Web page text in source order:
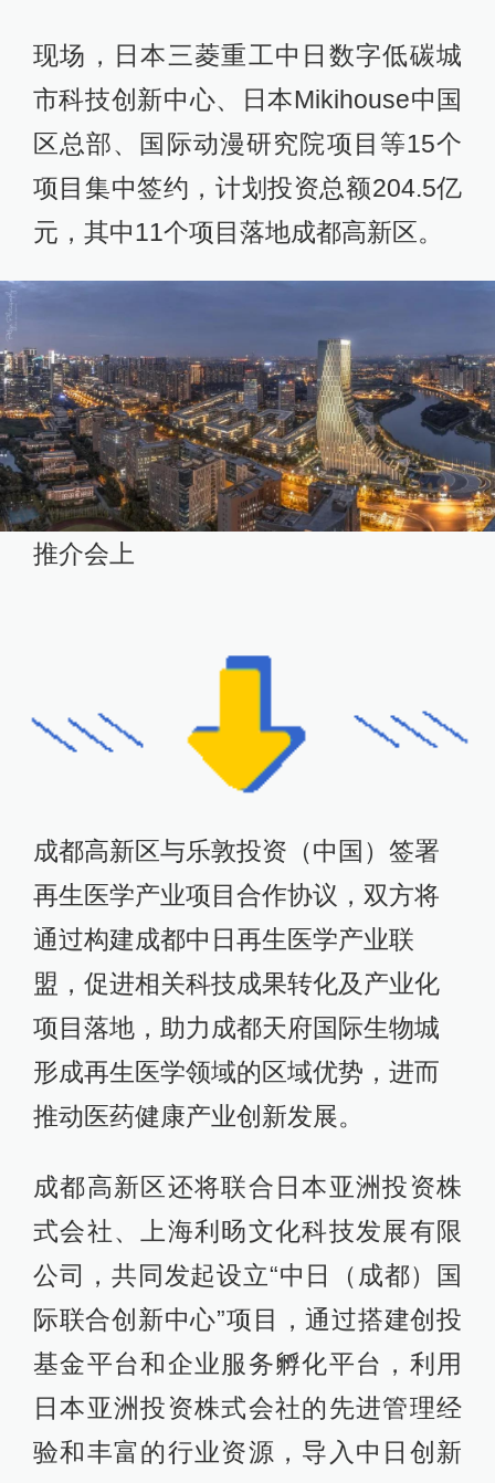
现场，日本三菱重工中日数字低碳城
市科技创新中心、日本Mikihouse中国
区总部、国际动漫研究院项目等15个
项目集中签约，计划投资总额204.5亿
元，其中11个项目落地成都高新区。
推介会上
成都高新区与乐敦投资（中国）签署
再生医学产业项目合作协议，双方将
通过构建成都中日再生医学产业联
盟，促进相关科技成果转化及产业化
项目落地，助力成都天府国际生物城
形成再生医学领域的区域优势，进而
推动医药健康产业创新发展。
成都高新区还将联合日本亚洲投资株
式会社、上海利旸文化科技发展有限
公司，共同发起设立“中日（成都）国
际联合创新中心”项目，通过搭建创投
基金平台和企业服务孵化平台，利用
日本亚洲投资株式会社的先进管理经
验和丰富的行业资源，导入中日创新